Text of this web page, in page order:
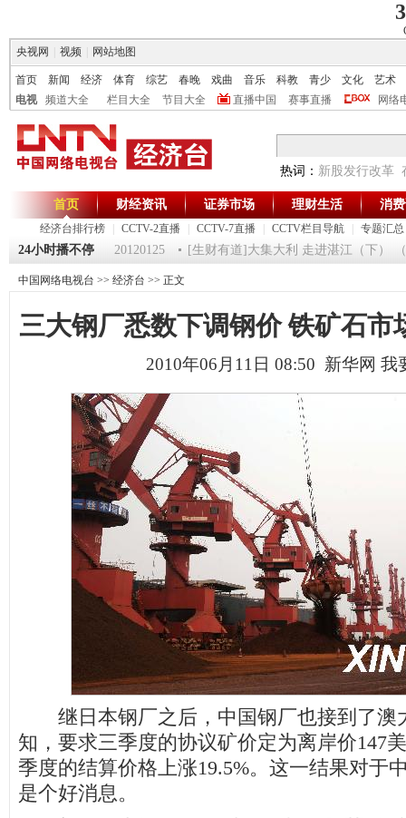
央视网
视频 网站地图
首页 新闻 经济 体育 综艺 春晚 戏曲 音乐 科教 青少 文化
艺术
电视
频道大全 栏目大全 节目大全 直播中国 赛事直播 网络
热词： 新股发行改革
首页
经济台排行榜 CCTV-2直播 CCTV-7直播 CCTV栏目导航 专题汇总
财经资讯 证券市场 理财生活 消
24小时播不停
《第一时间》 20120125 [生财有道]大集大利 走进湛江（下） （
中国网络电视台 >> 经济台 >> 正文
三大钢厂悉数下调钢价 铁矿石市
2010年06月11日 08:50 新华网 我
继日本钢厂之后，中国钢厂也接到了澳
知，要求三季度的协议矿价定为离岸价147
季度的结算价格上涨19.5%。这一结果对于
是个好消息。